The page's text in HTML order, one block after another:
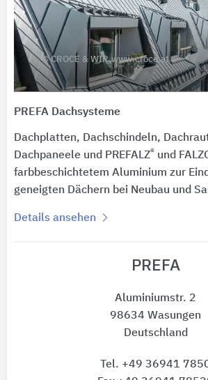
© CROCE & WIR.www.croce.at
PREFA Dachsysteme
Dachplatten, Dachschindeln,
Dachpaneele und PREFALZ® und
farbbeschichtetem Aluminium zur
geneigten Dächern bei Neubau und
Details ansehen
PREFA
Aluminiumstr. 2
98634 Wasungen
Deutschland
Tel. +49 36941